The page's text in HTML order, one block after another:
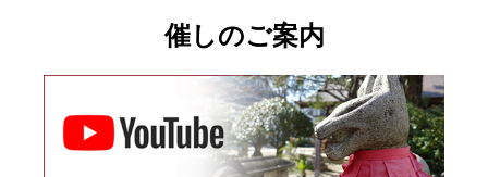
催しのご案内